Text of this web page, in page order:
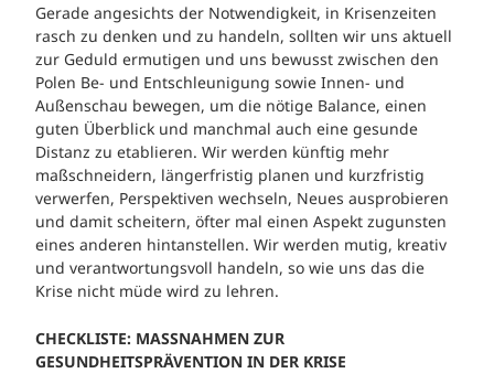
Gerade angesichts der Notwendigkeit, in Krisenzeiten
rasch zu denken und zu handeln, sollten wir uns aktuell
zur Geduld ermutigen und uns bewusst zwischen den
Polen Be- und Entschleunigung sowie Innen- und
Außenschau bewegen, um die nötige Balance, einen
guten Überblick und manchmal auch eine gesunde
Distanz zu etablieren. Wir werden künftig mehr
maßschneidern, längerfristig planen und kurzfristig
verwerfen, Perspektiven wechseln, Neues ausprobieren
und damit scheitern, öfter mal einen Aspekt zugunsten
eines anderen hintanstellen. Wir werden mutig, kreativ
und verantwortungsvoll handeln, so wie uns das die
Krise nicht müde wird zu lehren.
CHECKLISTE: MASSNAHMEN ZUR
GESUNDHEITSPRÄVENTION IN DER KRISE